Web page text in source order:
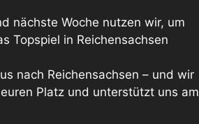
nächste Woche nutzen wir, um
Topspiel in Reichensachsen
nach Reichensachsen – und wir
Platz und unterstützt uns am